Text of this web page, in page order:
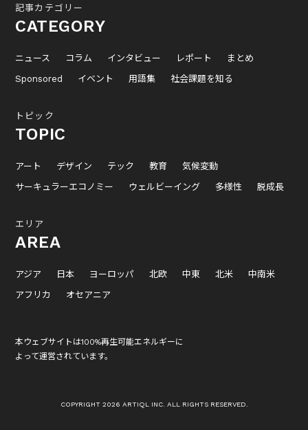
記事カテゴリー
CATEGORY
ニュース コラム インタビュー レポート
まとめ
Sponsored
イベント 用語集 社会課題を知る
トピック
TOPIC
アート デザイン テック 教育
気候変動
サーキュラーエコノミー
ウェルビーイング 多様性 脱成長
エリア
AREA
アジア 日本 ヨーロッパ 北欧 中東 北米
中南米
アフリカ
オセアニア
本ウェブサイトは100%再生可能エネルギーに
よって運営されています。
COPYRIGHT 2026 ARTIQL INC. ALL RIGHTS RESERVED.